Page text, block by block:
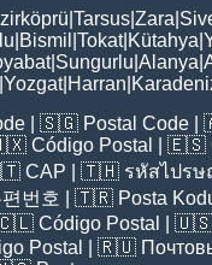
Tarsus Zara
Bismil Tokat| Kütahya
| Sungurlu Alanya
Yozgat| Harran
| 🇸🇬 Postal Code |
Código Postal | 🇪🇸
CAP | 🇹🇭 รหัสไปร
번호 | 🇹🇷 Posta
🇨🇱 Código Postal
|
Postal | 🇷🇺